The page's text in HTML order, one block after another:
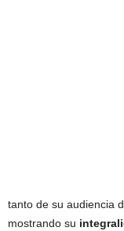
tanto de su audiencia
mostrando su